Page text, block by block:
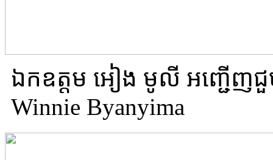
ឯកឧត្តម អៀង មូលី អញ្ជើញជួ
Winnie Byanyima